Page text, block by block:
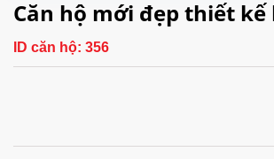
Căn hộ mới đẹp thiết
ID căn hộ: 356